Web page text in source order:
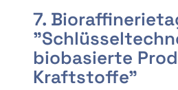
7.
biobasierte
Kraftstoffe"